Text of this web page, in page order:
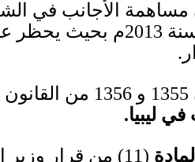
الأجانب في
2013م بحيث يحظر
.
1355 و 1356 من
ليبيا.
(11) من قرار وزير